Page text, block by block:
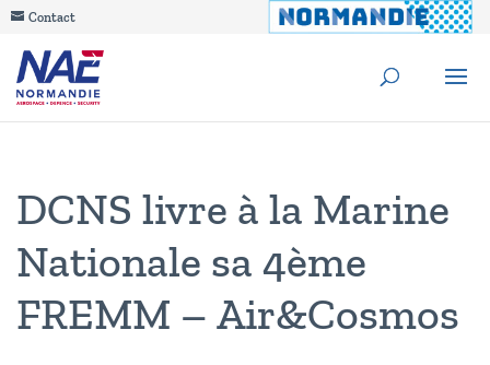
Contact
DCNS livre à la Marine
Nationale sa 4ème
FREMM – Air&Cosmos